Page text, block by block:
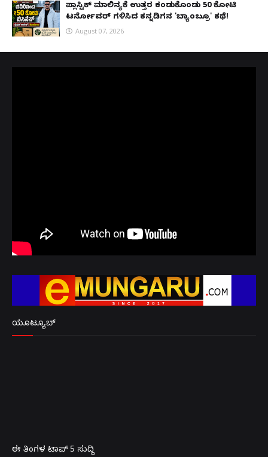
ಪ್ಲಾಸ್ಟಿಕ್ ಮಾಲಿನ್ಯಕ್ಕೆ ಉತ್ತರ ಕಂಡುಕೊಂಡು ₹50 ಕೋಟಿ
ಟರ್ನೋವರ್ ಗಳಿಸಿದ ಕನ್ನಡಿಗನ 'ಬ್ಯಾಂಬ್ರೂ' ಕಥೆ!
August 07, 2026
ಯೂಟ್ಯೂಬ್
ಈ ತಿಂಗಳ ಟಾಪ್ 5 ಸುದ್ದಿ